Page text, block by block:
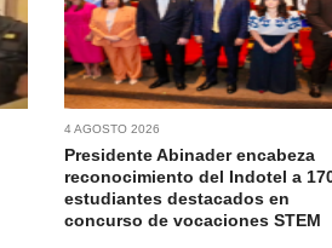
4 AGOSTO 2026
Presidente Abinader encabeza
reconocimiento del Indotel a
estudiantes destacados en
concurso de vocaciones STEM